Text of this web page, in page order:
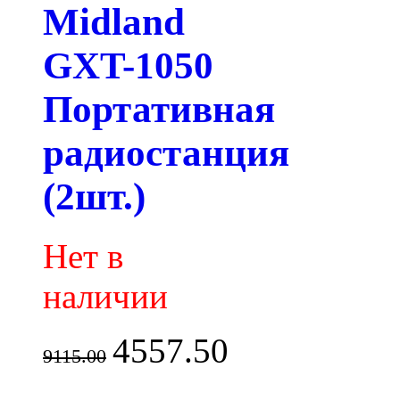
Midland
GXT-1050
Портативная
радиостанция
(2шт.)
Нет в
наличии
9115.00 4557.50